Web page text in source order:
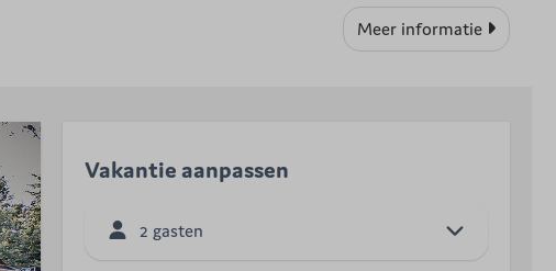
Meer informatie
Vakantie aanpassen
2 gasten